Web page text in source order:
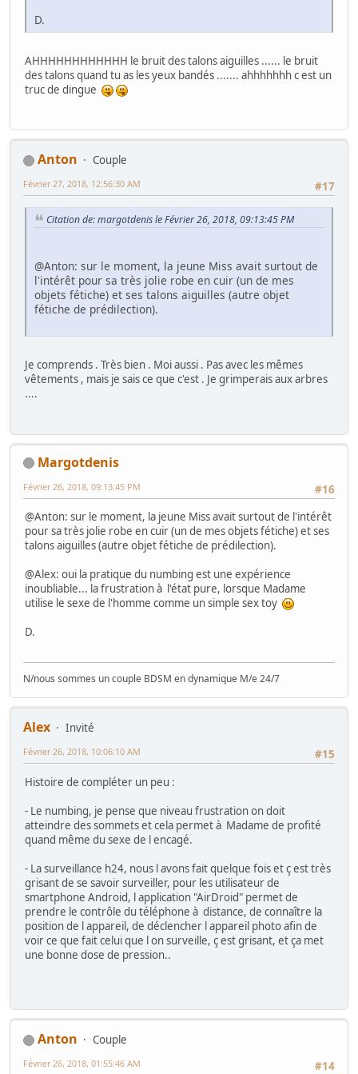
D.
AHHHHHHHHHHHH le bruit des talons aiguilles ...... le bruit
des talons quand tu as les yeux bandés ....... ahhhhhhh c est un
truc de dingue
Anton
Couple
#17
Février 27, 2018, 12:56:30 AM
Citation de: margotdenis le Février 26, 2018, 09:13:45 PM
@Anton: sur le moment, la jeune Miss avait surtout de
l'intérêt pour sa très jolie robe en cuir (un de mes
objets fétiche) et ses talons aiguilles (autre objet
fétiche de prédilection).
Je comprends . Très bien . Moi aussi . Pas avec les mêmes
vêtements , mais je sais ce que c'est . Je grimperais aux arbres
....
Margotdenis
#16
Février 26, 2018, 09:13:45 PM
@Anton: sur le moment, la jeune Miss avait surtout de l'intérêt
pour sa très jolie robe en cuir (un de mes objets fétiche) et ses
talons aiguilles (autre objet fétiche de prédilection).
@Alex: oui la pratique du numbing est une expérience
inoubliable... la frustration à l'état pure, lorsque Madame
utilise le sexe de l'homme comme un simple sex toy
D.
N/nous sommes un couple BDSM en dynamique M/e 24/7
Alex
Invité
#15
Février 26, 2018, 10:06:10 AM
Histoire de compléter un peu :
- Le numbing, je pense que niveau frustration on doit
atteindre des sommets et cela permet à Madame de profité
quand même du sexe de l encagé.
- La surveillance h24, nous l avons fait quelque fois et ç est très
grisant de se savoir surveiller, pour les utilisateur de
smartphone Android, l application "AirDroid" permet de
prendre le contrôle du téléphone à distance, de connaître la
position de l appareil, de déclencher l appareil photo afin de
voir ce que fait celui que l on surveille, ç est grisant, et ça met
une bonne dose de pression..
Anton
Couple
#14
Février 26, 2018, 01:55:46 AM